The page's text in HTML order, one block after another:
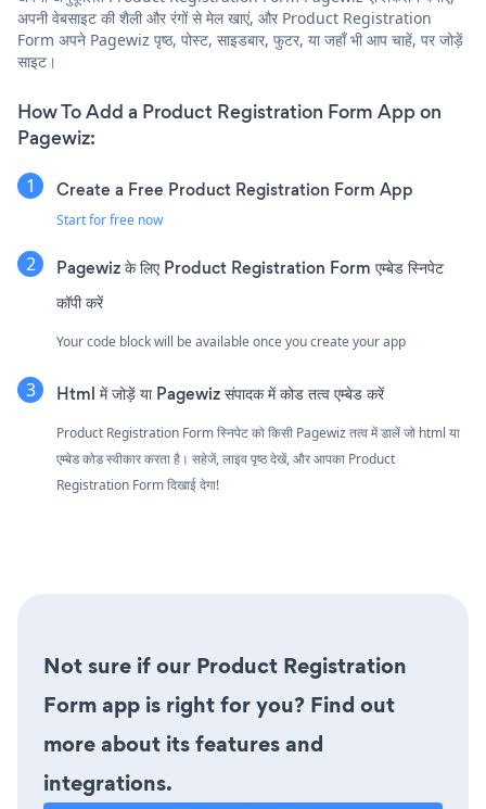
अपनी वेबसाइट की शैली और रंगों से मेल खाएं, और Product Registration
Form अपने Pagewiz पृष्ठ, पोस्ट, साइडबार, फुटर, या जहाँ भी आप चाहें, पर जोड़ें
साइट।
How To Add a Product Registration Form App on
Pagewiz:
Create a Free Product Registration Form App
Start for free now
Pagewiz के लिए Product Registration Form एम्बेड स्निपेट
कॉपी करें
Your code block will be available once you create your app
Html में जोड़ें या Pagewiz संपादक में कोड तत्व एम्बेड करें
Product Registration Form स्निपेट को किसी Pagewiz तत्व में डालें जो html या
एम्बेड कोड स्वीकार करता है। सहेजें, लाइव पृष्ठ देखें, और आपका Product
Registration Form दिखाई देगा!
Not sure if our Product Registration
Form app is right for you? Find out
more about its features and
integrations.